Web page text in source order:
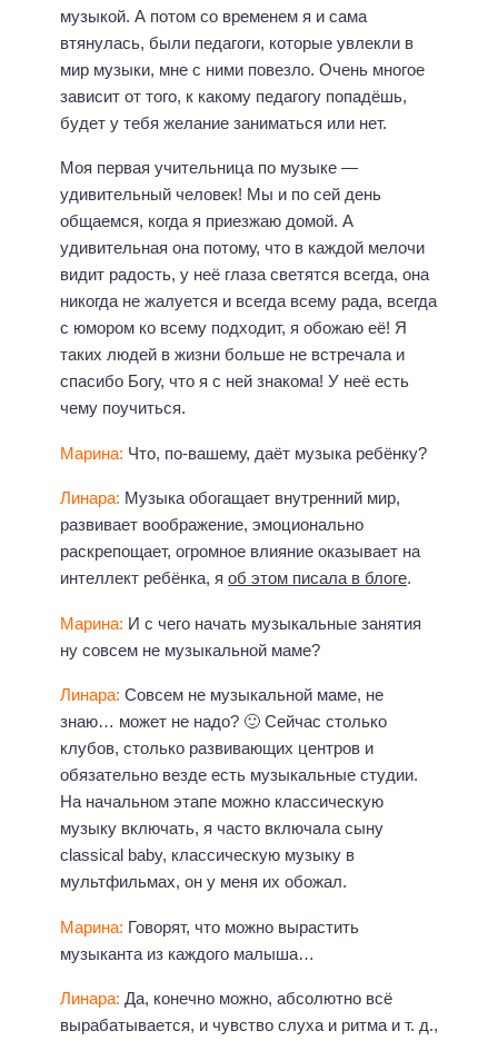
музыкой. А потом со временем я и сама
втянулась, были педагоги, которые увлекли в
мир музыки, мне с ними повезло. Очень многое
зависит от того, к какому педагогу попадёшь,
будет у тебя желание заниматься или нет.
Моя первая учительница по музыке —
удивительный человек! Мы и по сей день
общаемся, когда я приезжаю домой. А
удивительная она потому, что в каждой мелочи
видит радость, у неё глаза светятся всегда, она
никогда не жалуется и всегда всему рада, всегда
с юмором ко всему подходит, я обожаю её! Я
таких людей в жизни больше не встречала и
спасибо Богу, что я с ней знакома! У неё есть
чему поучиться.
Марина: Что, по-вашему, даёт музыка ребёнку?
Линара: Музыка обогащает внутренний мир,
развивает воображение, эмоционально
раскрепощает, огромное влияние оказывает на
интеллект ребёнка, я об этом писала в блоге.
Марина: И с чего начать музыкальные занятия
ну совсем не музыкальной маме?
Линара: Совсем не музыкальной маме, не
знаю… может не надо? 🙂 Сейчас столько
клубов, столько развивающих центров и
обязательно везде есть музыкальные студии.
На начальном этапе можно классическую
музыку включать, я часто включала сыну
classical baby, классическую музыку в
мультфильмах, он у меня их обожал.
Марина: Говорят, что можно вырастить
музыканта из каждого малыша…
Линара: Да, конечно можно, абсолютно всё
вырабатывается, и чувство слуха и ритма и т. д.,